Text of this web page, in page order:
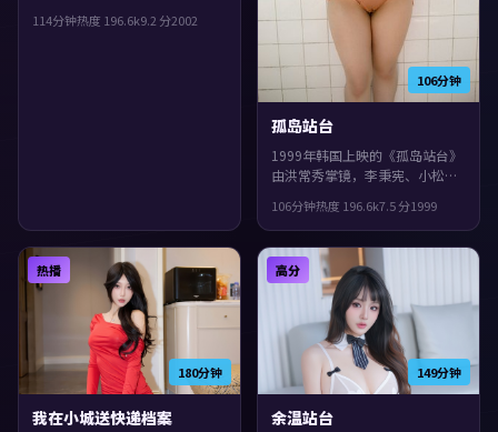
青云、谭卓等主演。群像戏份饱
114分钟热度 196.6k9.2 分2002
106分钟
孤岛站台
1999年韩国上映的《孤岛站台》
由洪常秀掌镜，李秉宪、小松菜
偏惊悚，影片在类型框架里仍保
留了作者表达，叙事在回忆与现
实之间交错推进。
106分钟热度 196.6k7.5分1999
180分钟
热播
我在小城送快递档案
149分钟
高分
余温站台